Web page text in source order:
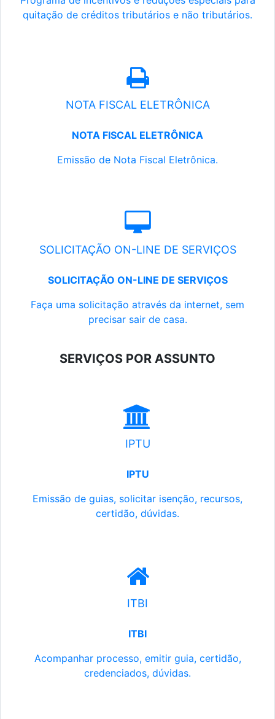
quitação de créditos tributários e não tributários.
NOTA FISCAL ELETRÔNICA
NOTA FISCAL ELETRÔNICA
Emissão de Nota Fiscal Eletrônica.
SOLICITAÇÃO ON-LINE DE SERVIÇOS
SOLICITAÇÃO ON-LINE DE SERVIÇOS
Faça uma solicitação através da internet, sem
precisar sair de casa.
SERVIÇOS POR ASSUNTO
IPTU
IPTU
Emissão de guias, solicitar isenção, recursos,
certidão, dúvidas.
ITBI
ITBI
Acompanhar processo, emitir guia, certidão,
credenciados, dúvidas.